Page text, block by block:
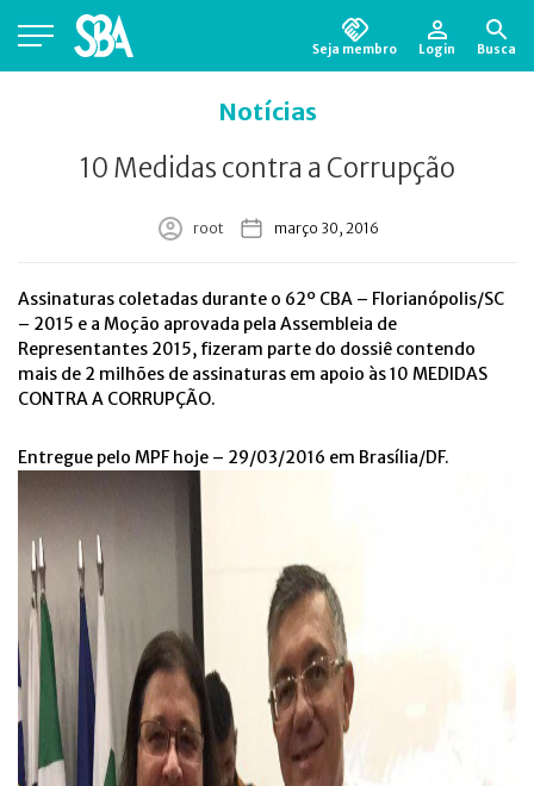
Seja membro Login Busca
Notícias
10 Medidas contra a Corrupção
root março 30, 2016
Assinaturas coletadas durante o 62º CBA – Florianópolis/SC
– 2015 e a Moção aprovada pela Assembleia de
Representantes 2015, fizeram parte do dossiê contendo
mais de 2 milhões de assinaturas em apoio às 10 MEDIDAS
CONTRA A CORRUPÇÃO.
Entregue pelo MPF hoje – 29/03/2016 em Brasília/DF.